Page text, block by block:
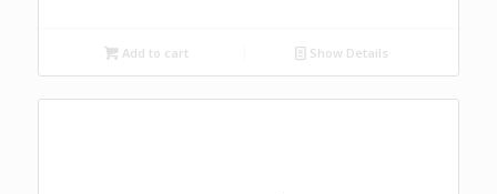
Add to cart Show Details